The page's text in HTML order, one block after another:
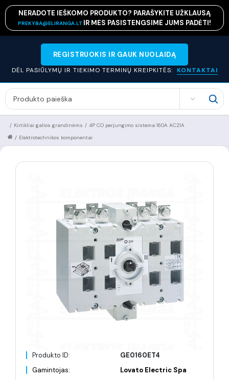
NERADOTE IEŠKOMO PRODUKTO? PARAŠYKITE UŽKLAUSĄ
PREKYBA@ELIRANGA.LT IR MES PASISTENGSIME JUMS PADĖTI!
REGISTRUOKIS IR GAUK NUOLAIDĄ
DĖL PASIŪLYMŲ IR TIEKIMO TERMINŲ KREIPKITĖS: KONTAKTAI
SEARCH
4P CO perjungimo sistema 160A AC21A
/
Kirtikliai galios grandinėms
/
Elektrotechnikos komponentai
/
Produkto ID:
GE0160ET4
Gamintojas:
Lovato Electric Spa